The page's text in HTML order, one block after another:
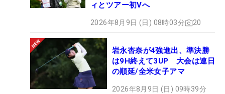
ィとツアー初Vへ
2026年8月9日 (日) 08時03分 20
岩永杏奈が4強進出、準決勝
は9H終えて3UP 大会は連日
の順延/全米女子アマ
2026年8月9日 (日) 09時39分